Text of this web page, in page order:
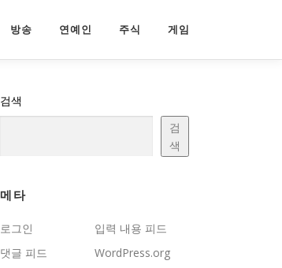
방송 연예인 주식 게임
검색
검
색
메타
로그인
입력 내용 피드
댓글 피드
WordPress.org